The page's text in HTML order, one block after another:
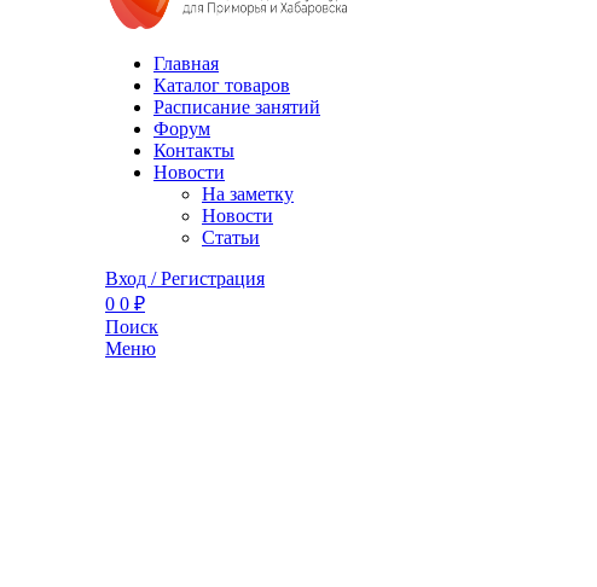
Главная
Каталог товаров
Расписание занятий
Форум
Контакты
Новости
На заметку
Новости
Статьи
Вход / Регистрация
0 0 ₽
Поиск
Меню